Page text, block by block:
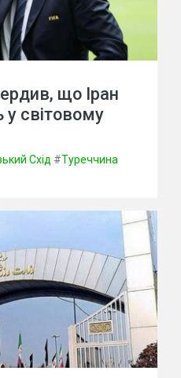
що Іран
у світовому
Схід #Туреччина